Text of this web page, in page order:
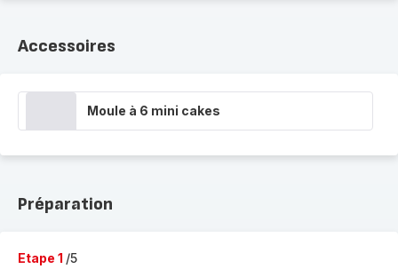
Accessoires
Moule à 6 mini cakes
Préparation
Etape 1 /5